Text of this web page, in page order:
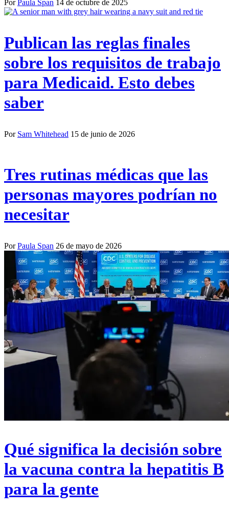
PorPaula Span 14 de octubre de 2025
Publican las reglas finales
sobre los requisitos de trabajo
para Medicaid. Esto debes
saber
Por Sam Whitehead 15 de junio de 2026
Tres rutinas médicas que las
personas mayores podrían no
necesitar
PorPaula Span 26 de mayo de 2026
Qué significa la decisión sobre
la vacuna contra la hepatitis B
para la gente